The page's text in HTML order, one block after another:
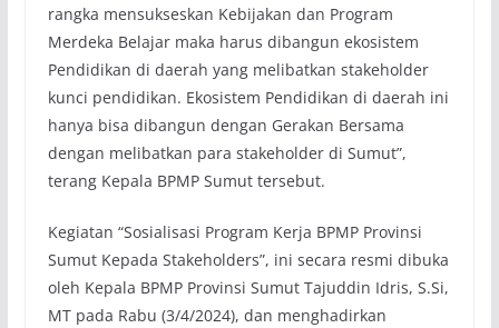
rangka mensukseskan Kebijakan dan Program
Merdeka Belajar maka harus dibangun ekosistem
Pendidikan di daerah yang melibatkan stakeholder
kunci pendidikan. Ekosistem Pendidikan di daerah ini
hanya bisa dibangun dengan Gerakan Bersama
dengan melibatkan para stakeholder di Sumut”,
terang Kepala BPMP Sumut tersebut.
Kegiatan “Sosialisasi Program Kerja BPMP Provinsi
Sumut Kepada Stakeholders”, ini secara resmi dibuka
oleh Kepala BPMP Provinsi Sumut Tajuddin Idris, S.Si,
MT pada Rabu (3/4/2024), dan menghadirkan